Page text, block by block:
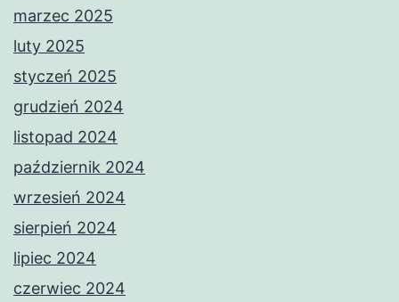
marzec 2025
luty 2025
styczeń 2025
grudzień 2024
listopad 2024
październik 2024
wrzesień 2024
sierpień 2024
lipiec 2024
czerwiec 2024